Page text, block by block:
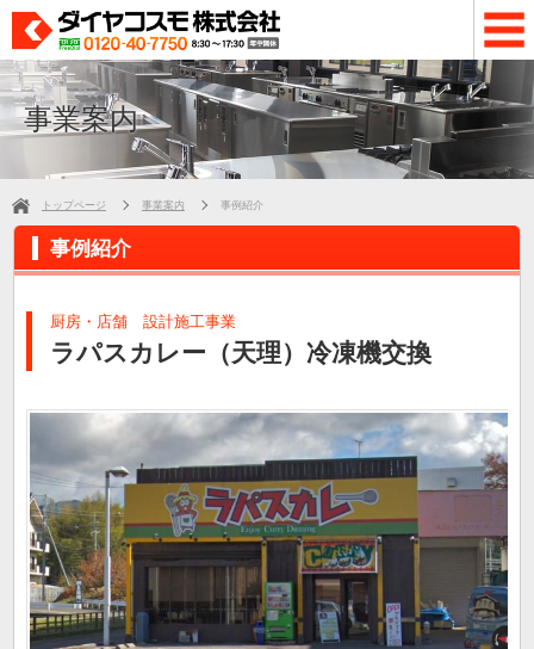
事業案内
トップページ 事業案内 事例紹介
事例紹介
厨房・店舗 設計施工事業
ラパスカレー（天理）冷凍機交換